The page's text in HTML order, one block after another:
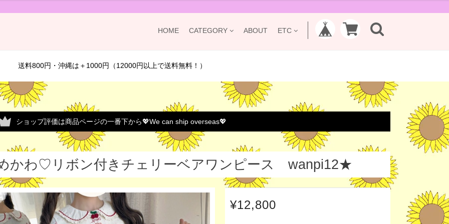
HOME CATEGORY ABOUT ETC
送料800円・沖縄は＋1000円（12000円以上で送料無料！）
ショップ評価は商品ページの一番下から💖We can ship overseas💖
かわ♡リボン付きチェリーベアワンピース wanpi12★
¥12,800